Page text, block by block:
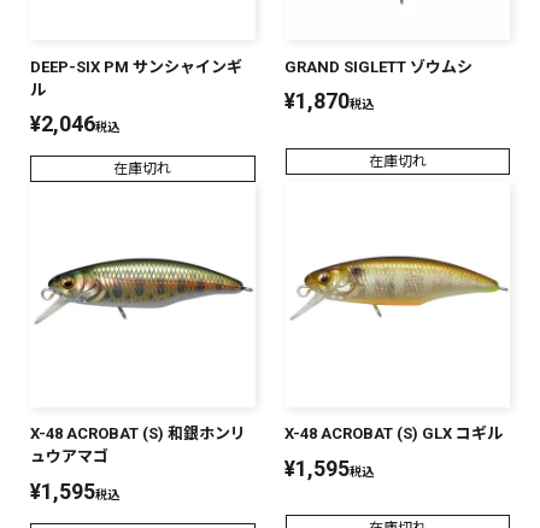
PREMIUM
全て
この内容で検索する
DEEP-SIX PM サンシャインギ
ル
¥2,046税込
在庫切れ
GRAND SIGLETT ゾウムシ
¥1,870税込
在庫切れ
X-48 ACROBAT (S) 和銀ホンリ
ュウアマゴ
¥1,595税込
X-48 ACROBAT (S) GLX コギル
¥1,595税込